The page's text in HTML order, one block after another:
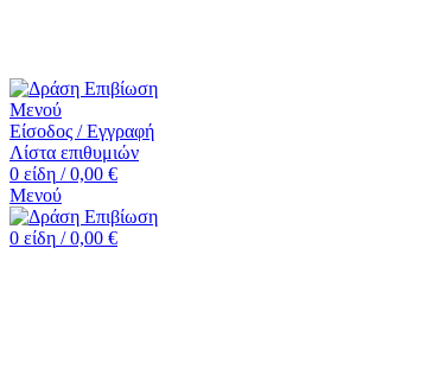
Μενού
Είσοδος / Εγγραφή
Λίστα επιθυμιών
0 είδη / 0,00 €
Μενού
0 είδη / 0,00 €